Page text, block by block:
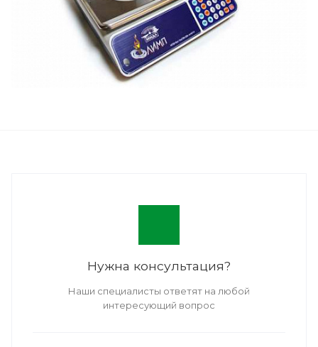
Нужна консультация?
Наши специалисты ответят на любой
интересующий вопрос